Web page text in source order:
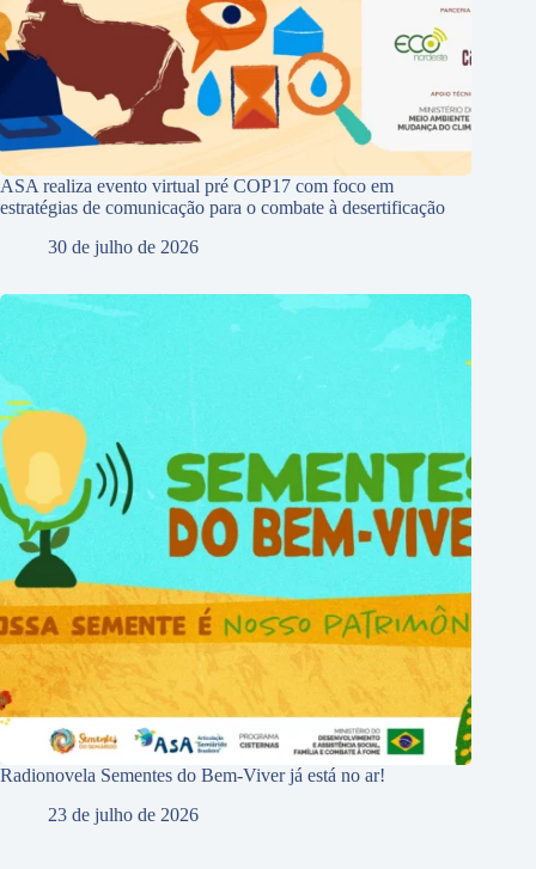
ASA realiza evento virtual pré COP17 com foco em
estratégias de comunicação para o combate à desertificação
30 de julho de 2026
Radionovela Sementes do Bem-Viver já está no ar!
23 de julho de 2026